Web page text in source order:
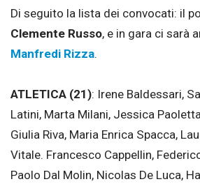
Di seguito la lista dei convocati: il
Clemente Russo, e in gara ci sarà
Manfredi Rizza.
ATLETICA (21): Irene Baldessari,
Latini, Marta Milani, Jessica
Giulia Riva, Maria Enrica Spacca,
Vitale. Francesco Cappellin,
Paolo Dal Molin, Nicolas De Luca,